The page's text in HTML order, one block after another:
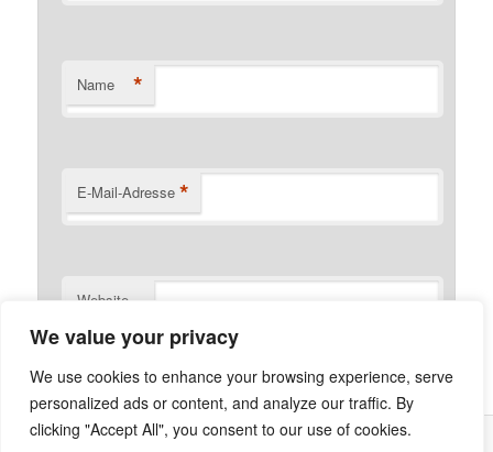
We value your privacy
We use cookies to enhance your browsing experience, serve
personalized ads or content, and analyze our traffic. By
clicking "Accept All", you consent to our use of cookies.
Name *
E-Mail-Adresse *
Website